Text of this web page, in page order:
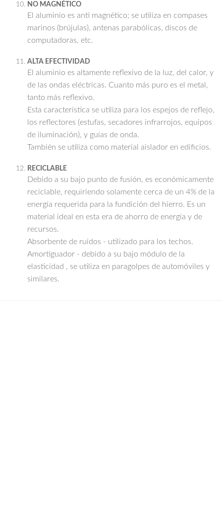
NO MAGNÉTICO
El aluminio es anti magnético; se utiliza en compases
marinos (brújulas), antenas parabólicas, discos de
computadoras, etc.
ALTA EFECTIVIDAD
El aluminio es altamente reflexivo de la luz, del calor, y
de las ondas eléctricas. Cuanto más puro es el metal,
tanto más reflexivo.
Esta característica se utiliza para los espejos de reflejo,
los reflectores (estufas, secadores infrarrojos, equipos
de iluminación), y guías de onda.
También se utiliza como material aislador en edificios.
RECICLABLE
Debido a su bajo punto de fusión, es económicamente
reciclable, requiriendo solamente cerca de un 4% de la
energía requerida para la fundición del hierro. Es un
material ideal en esta era de ahorro de energía y de
recursos.
Absorbente de ruidos - utilizado para los techos.
Amortiguador - debido a su bajo módulo de la
elasticidad , se utiliza en paragolpes de automóviles y
similares.